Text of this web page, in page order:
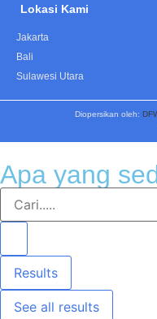
Lokasi Kami
Jakarta
Bali
Sulawesi Utara
Diopersikan oleh:
Apa yang
Results
See all results